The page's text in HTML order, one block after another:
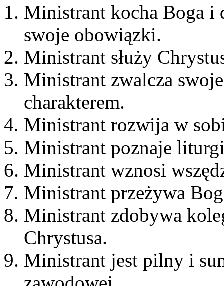
Ministrant kocha Boga i
swoje obowiązki.
Ministrant służy
Ministrant zwalcza
charakterem.
Ministrant rozwija w
Ministrant poznaje
Ministrant wznosi
Ministrant przeżywa
Ministrant zdobywa
Chrystusa.
Ministrant jest pilny i